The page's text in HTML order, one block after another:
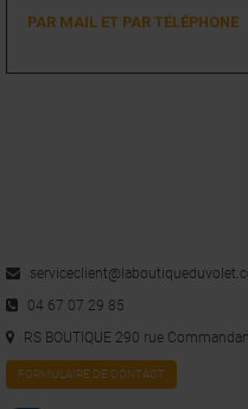
PAR MAIL ET PAR TÉLÉPHONE
04 67 07 29 85
RS BOUTIQUE 290 rue
FORMULAIRE DE CONTACT